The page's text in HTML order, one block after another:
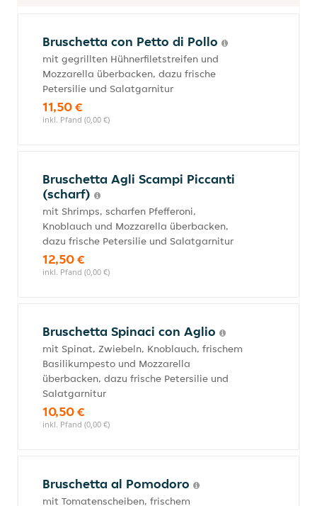
Bruschetta con Petto di Pollo
mit gegrillten Hühnerfiletstreifen und
Mozzarella überbacken, dazu frische
Petersilie und Salatgarnitur
11,50 €
inkl. Pfand (0,00 €)
Bruschetta Agli Scampi Piccanti
(scharf)
mit Shrimps, scharfen Pfefferoni,
Knoblauch und Mozzarella überbacken,
dazu frische Petersilie und Salatgarnitur
12,50 €
inkl. Pfand (0,00 €)
Bruschetta Spinaci con Aglio
mit Spinat, Zwiebeln, Knoblauch, frischem
Basilikumpesto und Mozzarella
überbacken, dazu frische Petersilie und
Salatgarnitur
10,50 €
inkl. Pfand (0,00 €)
Bruschetta al Pomodoro
mit Tomatenscheiben, frischem